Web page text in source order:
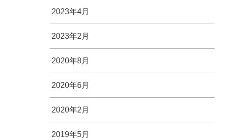
2023年4月
2023年2月
2020年8月
2020年6月
2020年2月
2019年5月